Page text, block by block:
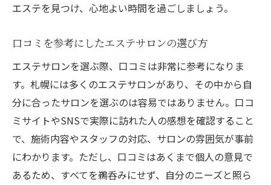
エステを見つけ、心地よい時間を過ごしましょう。
口コミを参考にしたエステサロンの選び方
エステサロンを選ぶ際、口コミは非常に参考になりま
す。札幌には多くのエステサロンがあり、その中から自
分に合ったサロンを選ぶのは容易ではありません。口コ
ミサイトやSNSで実際に訪れた人の感想を確認すること
で、施術内容やスタッフの対応、サロンの雰囲気が事前
にわかります。ただし、口コミはあくまで個人の意見で
あるため、すべてを鵜呑みにせず、自分のニーズと照ら